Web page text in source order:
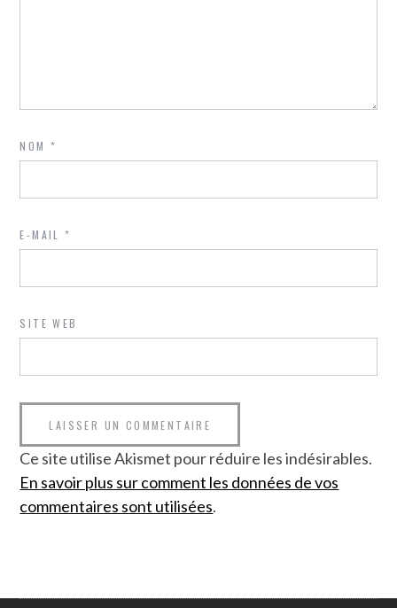
NOM*
E-MAIL*
SITE WEB
Ce site utilise Akismet pour réduire les indésirables.
En savoir plus sur comment les données de vos
commentaires sont utilisées.